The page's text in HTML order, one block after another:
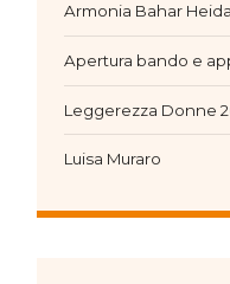
Armonia Bahar
Apertura bando e
Leggerezza Donne
Luisa Muraro